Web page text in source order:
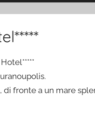
fronte a un mare